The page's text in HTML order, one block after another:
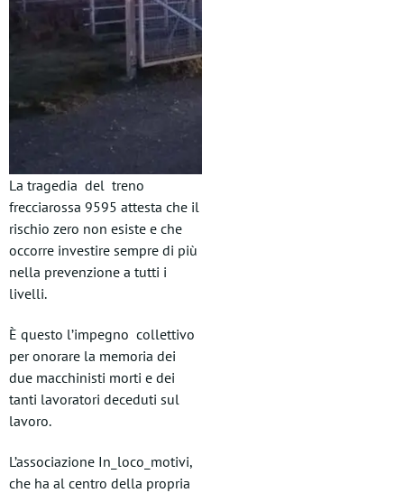
La tragedia del treno
frecciarossa 9595 attesta che il
rischio zero non esiste e che
occorre investire sempre di più
nella prevenzione a tutti i
livelli.
È questo l’impegno collettivo
per onorare la memoria dei
due macchinisti morti e dei
tanti lavoratori deceduti sul
lavoro.
L’associazione In_loco_motivi,
che ha al centro della propria